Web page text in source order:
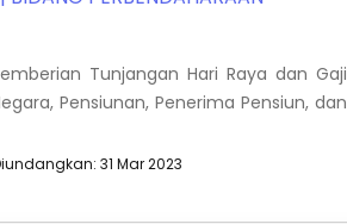
Tunjangan Hari Raya dan Gaji
Pensiunan, Penerima Pensiun, dan
31 Mar 2023